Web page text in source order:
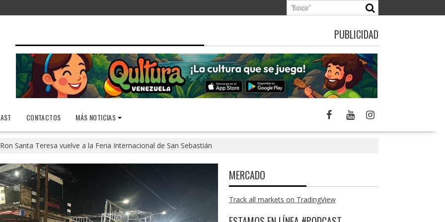
PUBLICIDAD
CONTACTOS MÁS NOTICIAS
Ron Santa Teresa vuelve a la Feria Internacional de San Sebastián
MERCADO
Track all markets on TradingView